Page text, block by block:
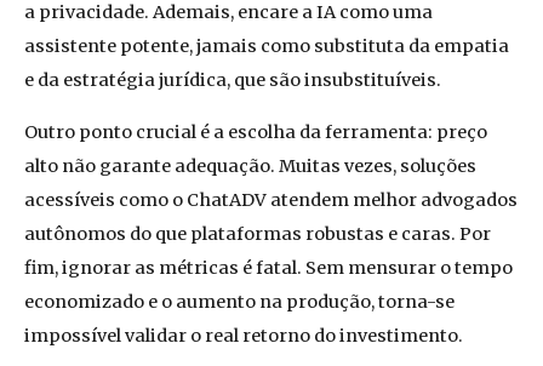
a privacidade. Ademais, encare a IA como uma
assistente potente, jamais como substituta da empatia
e da estratégia jurídica, que são insubstituíveis.
Outro ponto crucial é a escolha da ferramenta: preço
alto não garante adequação. Muitas vezes, soluções
acessíveis como o ChatADV atendem melhor advogados
autônomos do que plataformas robustas e caras. Por
fim, ignorar as métricas é fatal. Sem mensurar o tempo
economizado e o aumento na produção, torna-se
impossível validar o real retorno do investimento.